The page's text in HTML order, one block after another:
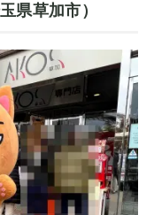
県草加市）